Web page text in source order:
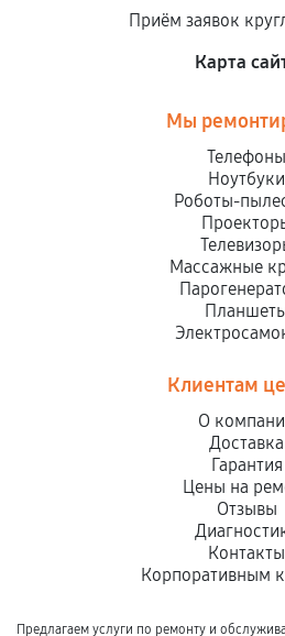
Приём заявок
Карта
Мы
Телефоны
Ноутбуки
Роботы-
Массажные
Клиентам
О
Доставка
Гарантия
Цены на
Отзывы
Контакты
Корпоративным
Предлагаем услуги по ремонту и